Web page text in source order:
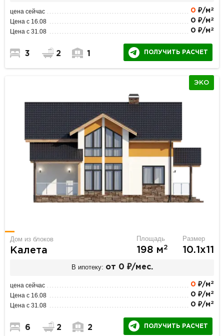
цена сейчас 0 ₽/м 2
Цена с 16.08 0 ₽/м 2
Цена с 31.08 0 ₽/м 2
3 2 1 ПОЛУЧИТЬ РАСЧЕТ
ЭКО
Дом из блоков
Калета
Площадь
198 м2
Размер
10.1х11
В ипотеку: от 0 ₽/мес.
цена сейчас 0 ₽/м 2
Цена с 16.08 0 ₽/м 2
Цена с 31.08 0 ₽/м 2
6 2 2 ПОЛУЧИТЬ РАСЧЕТ